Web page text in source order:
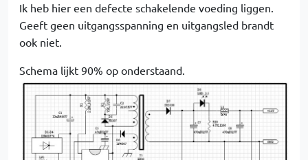
Ik heb hier een defecte schakelende voeding liggen.
Geeft geen uitgangsspanning en uitgangsled brandt
ook niet.
Schema lijkt 90% op onderstaand.